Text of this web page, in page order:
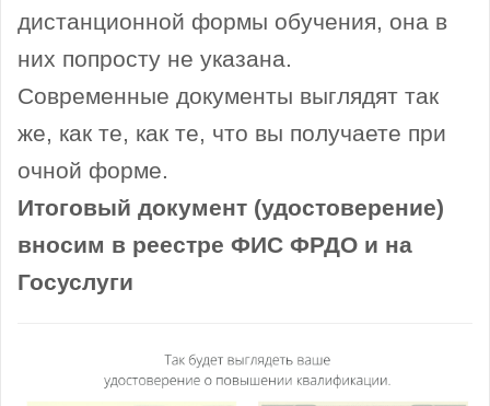
дистанционной формы обучения, она в
них попросту не указана.
Современные документы выглядят так
же, как те, как те, что вы получаете при
очной форме.
Итоговый документ (удостоверение)
вносим в реестре ФИС ФРДО и на
Госуслуги